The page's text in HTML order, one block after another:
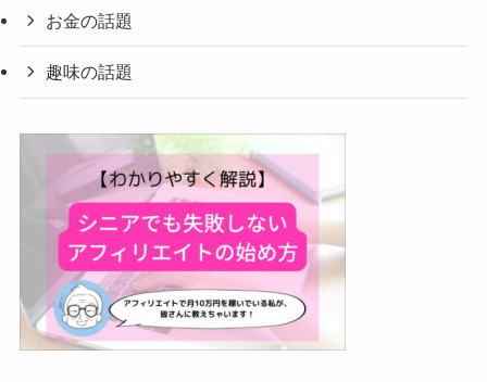
お金の話題
趣味の話題